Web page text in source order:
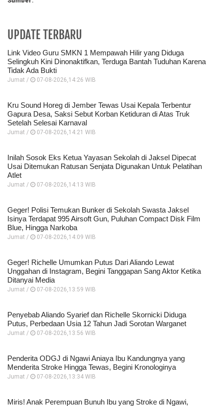
UPDATE TERBARU
Link Video Guru SMKN 1 Mempawah Hilir yang Diduga
Selingkuh Kini Dinonaktifkan, Terduga Bantah Tuduhan Karena
Tidak Ada Bukti
Jumat / 07-08-2026,14:26 WIB
Kru Sound Horeg di Jember Tewas Usai Kepala Terbentur
Gapura Desa, Saksi Sebut Korban Ketiduran di Atas Truk
Setelah Selesai Karnaval
Jumat / 07-08-2026,14:21 WIB
Inilah Sosok Eks Ketua Yayasan Sekolah di Jaksel Dipecat
Usai Ditemukan Ratusan Senjata Digunakan Untuk Pelatihan
Atlet
Jumat / 07-08-2026,14:13 WIB
Geger! Polisi Temukan Bunker di Sekolah Swasta Jaksel
Isinya Terdapat 995 Airsoft Gun, Puluhan Compact Disk Film
Blue, Hingga Narkoba
Jumat / 07-08-2026,14:09 WIB
Geger! Richelle Umumkan Putus Dari Aliando Lewat
Unggahan di Instagram, Begini Tanggapan Sang Aktor Ketika
Ditanyai Media
Jumat / 07-08-2026,13:59 WIB
Penyebab Aliando Syarief dan Richelle Skornicki Diduga
Putus, Perbedaan Usia 12 Tahun Jadi Sorotan Warganet
Jumat / 07-08-2026,13:56 WIB
Penderita ODGJ di Ngawi Aniaya Ibu Kandungnya yang
Menderita Stroke Hingga Tewas, Begini Kronologinya
Jumat / 07-08-2026,13:34 WIB
Miris! Anak Perempuan Bunuh Ibu yang Stroke di Ngawi,